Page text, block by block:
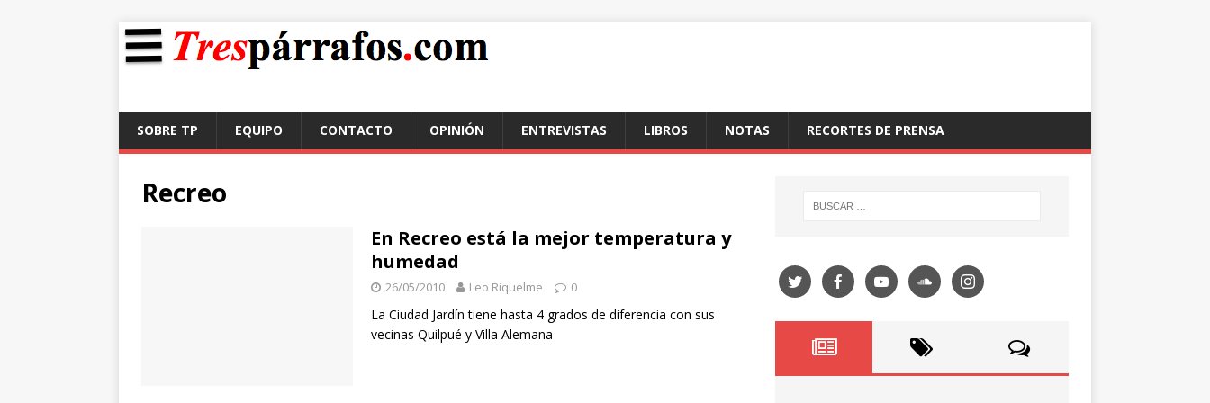
SOBRE TP EQUIPO CONTACTO OPINIÓN ENTREVISTAS LIBROS NOTAS RECORTES DE PRENSA
Recreo
En Recreo está la mejor temperatura y
humedad
26/05/2010 Leo Riquelme 0
La Ciudad Jardín tiene hasta 4 grados de diferencia con sus
vecinas Quilpué y Villa Alemana